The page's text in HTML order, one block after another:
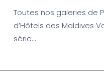
Toutes nos galeries de
d’Hôtels des Maldives
série…